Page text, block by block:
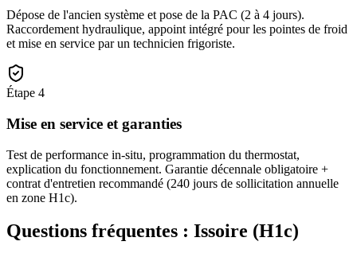
Dépose de l'ancien système et pose de la PAC (2 à 4 jours).
Raccordement hydraulique, appoint intégré pour les pointes de froid
et mise en service par un technicien frigoriste.
Étape 4
Mise en service et garanties
Test de performance in-situ, programmation du thermostat,
explication du fonctionnement. Garantie décennale obligatoire +
contrat d'entretien recommandé (240 jours de sollicitation annuelle
en zone H1c).
Questions fréquentes : Issoire (H1c)